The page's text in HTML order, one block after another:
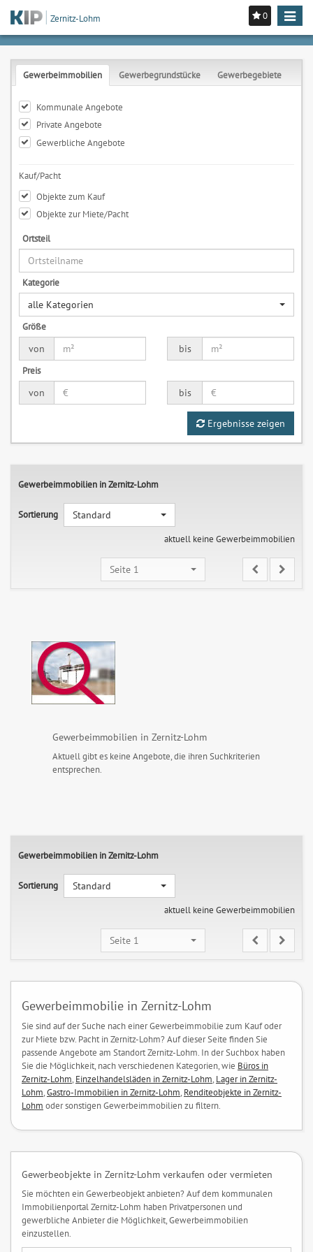
0
Toggle
Zernitz-Lohm
Gewerbeimmobilien Gewerbegrundstücke Gewerbegebiete
Kommunale Angebote
Private Angebote
Gewerbliche Angebote
Kauf/Pacht
Objekte zum Kauf
Objekte zur Miete/Pacht
Ortsteil
Kategorie
alle Kategorien
Größe
von
bis
Preis
von
bis
Ergebnisse zeigen
Gewerbeimmobilien in Zernitz-Lohm
Sortierung
Standard
aktuell keine Gewerbeimmobilien
Seite 1
Gewerbeimmobilien in Zernitz-Lohm
Aktuell gibt es keine Angebote, die ihren Suchkriterien
entsprechen.
Gewerbeimmobilien in Zernitz-Lohm
Sortierung
Standard
aktuell keine Gewerbeimmobilien
Seite 1
Gewerbeimmobilie in Zernitz-Lohm
Sie sind auf der Suche nach einer Gewerbeimmobilie zum Kauf oder
zur Miete bzw. Pacht in Zernitz-Lohm? Auf dieser Seite finden Sie
passende Angebote am Standort Zernitz-Lohm. In der Suchbox haben
Sie die Möglichkeit, nach verschiedenen Kategorien, wie Büros in
Zernitz-Lohm, Einzelhandelsläden in Zernitz-Lohm, Lager in Zernitz-
Lohm,Gastro-Immobilien in Zernitz-Lohm, Renditeobjekte in Zernitz-
Lohm oder sonstigen Gewerbeimmobilien zu filtern.
Gewerbeobjekte in Zernitz-Lohm verkaufen oder vermieten
Sie möchten ein Gewerbeobjekt anbieten? Auf dem kommunalen
Immobilienportal Zernitz-Lohm haben Privatpersonen und
gewerbliche Anbieter die Möglichkeit, Gewerbeimmobilien
einzustellen.